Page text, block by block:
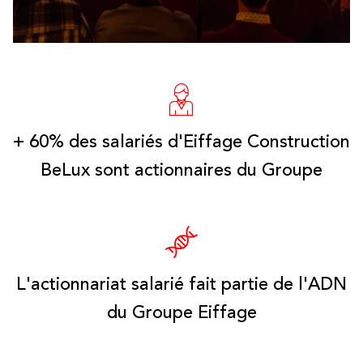
+ 60% des salariés d'Eiffage Construction
BeLux sont actionnaires du Groupe
L'actionnariat salarié fait partie de l'ADN
du Groupe Eiffage